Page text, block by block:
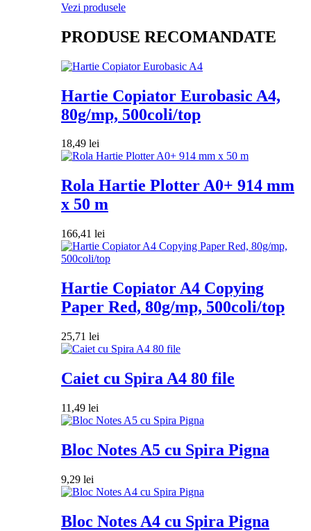
Vezi produsele
PRODUSE RECOMANDATE
Hartie Copiator Eurobasic A4,
80g/mp, 500coli/top
18,49 lei
Rola Hartie Plotter A0+ 914 mm
x 50 m
166,41 lei
Hartie Copiator A4 Copying
Paper Red, 80g/mp, 500coli/top
25,71 lei
Caiet cu Spira A4 80 file
11,49 lei
Bloc Notes A5 cu Spira Pigna
9,29 lei
Bloc Notes A4 cu Spira Pigna